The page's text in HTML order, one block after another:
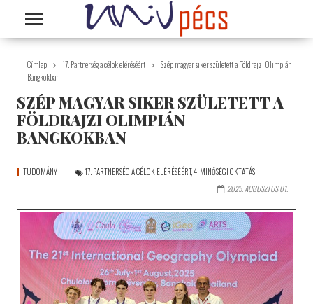
Ugrás a tartalomra
Címlap 17. Partnerség a célok eléréséért
Szép magyar siker született a Földrajzi Olimpián
Bangkokban
SZÉP MAGYAR SIKER SZÜLETETT A
FÖLDRAJZI OLIMPIÁN
BANGKOKBAN
TUDOMÁNY 17. PARTNERSÉG A CÉLOK ELÉRÉSÉÉRT,4. MINŐSÉGI OKTATÁS
2025. AUGUSZTUS 01.